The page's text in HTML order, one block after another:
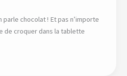
parle chocolat ! Et pas n’importe
de croquer dans la tablette